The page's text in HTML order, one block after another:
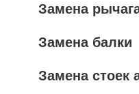
Замена
Замена балки
Замена стоек